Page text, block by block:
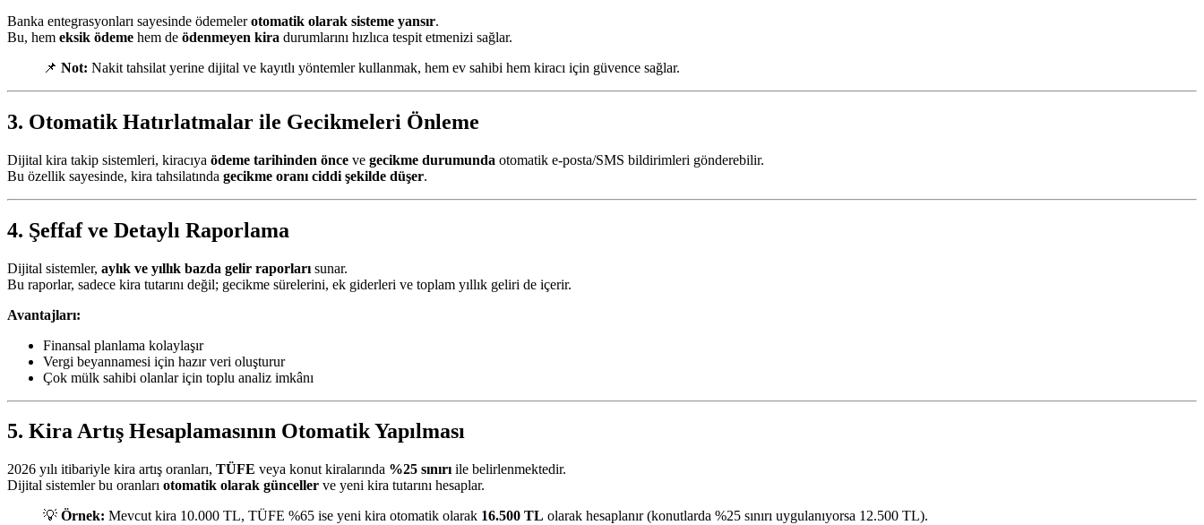
Banka entegrasyonları sayesinde ödemelerotomatik olarak sisteme yansır.
Bu, hem eksik ödeme hem de ödenmeyen kira durumlarını hızlıca tespit etmenizi sağlar.
📌 Not: Nakit tahsilat yerine dijital ve kayıtlı yöntemler kullanmak, hem ev sahibi hem kiracı için güvence sağlar.
3. Otomatik Hatırlatmalar ile Gecikmeleri Önleme
Dijital kira takip sistemleri, kiracıya ödeme tarihinden önce ve gecikme durumunda otomatik e-posta/SMS bildirimleri gönderebilir.
Bu özellik sayesinde, kira tahsilatında gecikme oranı ciddi şekilde düşer.
4. Şeffaf ve Detaylı Raporlama
Dijital sistemler, aylık ve yıllık bazda gelir raporları sunar.
Bu raporlar, sadece kira tutarını değil; gecikme sürelerini, ek giderleri ve toplam yıllık geliri de içerir.
Avantajları:
Finansal planlama kolaylaşır
Vergi beyannamesi için hazır veri oluşturur
Çok mülk sahibi olanlar için toplu analiz imkânı
5. Kira Artış Hesaplamasının Otomatik Yapılması
2026 yılı itibariyle kira artış oranları, TÜFE veya konut kiralarında %25 sınırı ile belirlenmektedir.
Dijital sistemler bu oranları otomatik olarak günceller ve yeni kira tutarını hesaplar.
💡 Örnek: Mevcut kira 10.000 TL, TÜFE %65 ise yeni kira otomatik olarak 16.500 TL olarak hesaplanır (konutlarda %25 sınırı uygulanıyorsa 12.500 TL).